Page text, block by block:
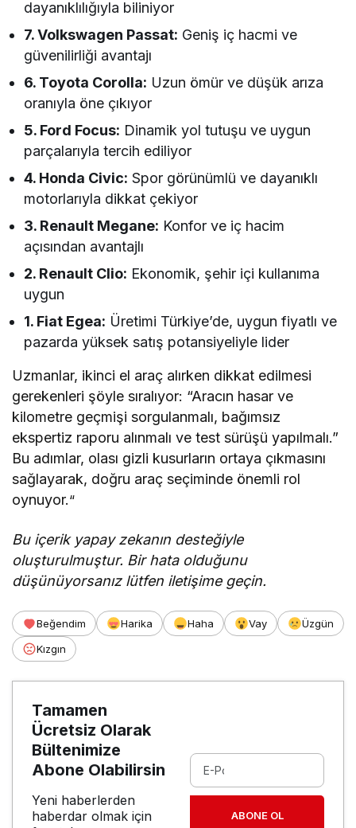
dayanıklılığıyla biliniyor
7. Volkswagen Passat: Geniş iç hacmi ve
güvenilirliği avantajı
6. Toyota Corolla: Uzun ömür ve düşük arıza
oranıyla öne çıkıyor
5. Ford Focus: Dinamik yol tutuşu ve uygun
parçalarıyla tercih ediliyor
4. Honda Civic: Spor görünümlü ve dayanıklı
motorlarıyla dikkat çekiyor
3. Renault Megane: Konfor ve iç hacim
açısından avantajlı
2. Renault Clio: Ekonomik, şehir içi kullanıma
uygun
1. Fiat Egea: Üretimi Türkiye’de, uygun fiyatlı ve
pazarda yüksek satış potansiyeliyle lider
Uzmanlar, ikinci el araç alırken dikkat edilmesi
gerekenleri şöyle sıralıyor: “Aracın hasar ve
kilometre geçmişi sorgulanmalı, bağımsız
ekspertiz raporu alınmalı ve test sürüşü yapılmalı.”
Bu adımlar, olası gizli kusurların ortaya çıkmasını
sağlayarak, doğru araç seçiminde önemli rol
oynuyor.“
Bu içerik yapay zekanın desteğiyle
oluşturulmuştur. Bir hata olduğunu
düşünüyorsanız lütfen iletişime geçin.
Beğendim Harika Haha Vay
Üzgün
Kızgın
Tamamen
Ücretsiz Olarak
Bültenimize
Abone Olabilirsin
Yeni haberlerden
haberdar olmak için
ABONE OL